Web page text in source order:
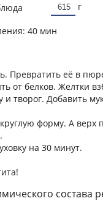
г
40 мин
Превратить её в
от белков. Желтки
и творог. Добавить
форму. А верх
на 30 минут.
состава